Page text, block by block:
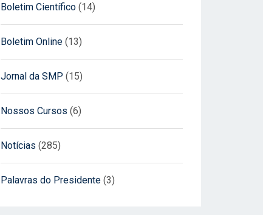
Boletim Científico (14)
Boletim Online (13)
Jornal da SMP (15)
Nossos Cursos (6)
Notícias (285)
Palavras do Presidente (3)